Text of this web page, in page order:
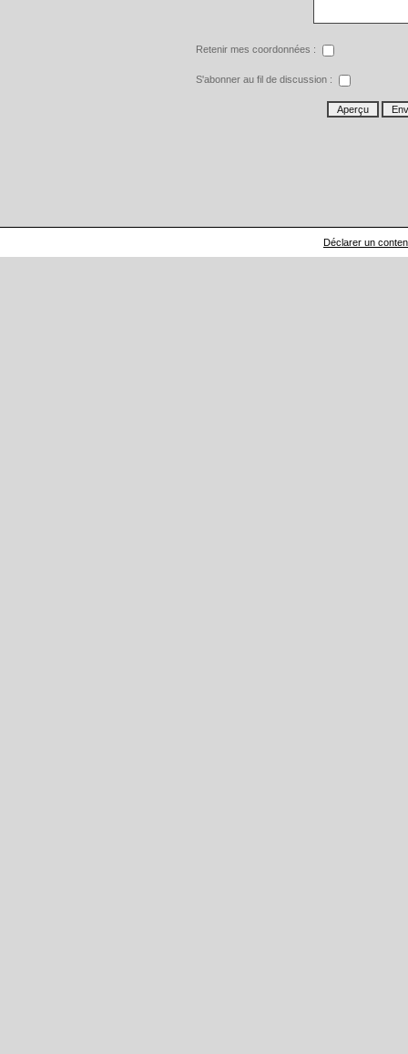
Retenir mes coordonnées :
S'abonner au fil de discussion :
Déclarer un